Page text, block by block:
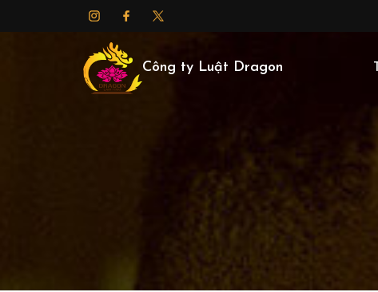
Công ty Luật Dragon